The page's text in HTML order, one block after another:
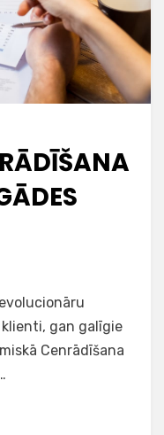
gan galīgie
Cenrādīšana